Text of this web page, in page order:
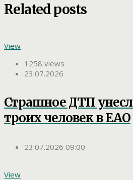
Related posts
View
1258 views
23.07.2026
Страшное ДТП
троих человек в ЕАО
23.07.2026 09:00
View